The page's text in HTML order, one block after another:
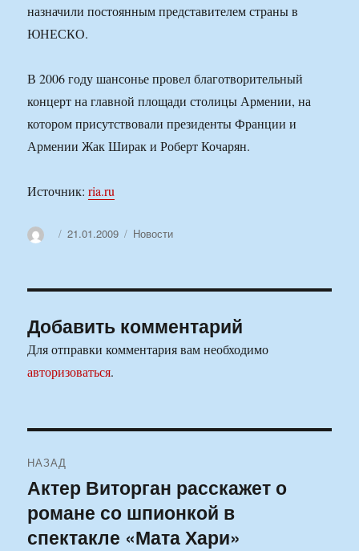
назначили постоянным представителем страны в
ЮНЕСКО.
В 2006 году шансонье провел благотворительный
концерт на главной площади столицы Армении, на
котором присутствовали президенты Франции и
Армении Жак Ширак и Роберт Кочарян.
Источник:ria.ru
АвторОпубликовано
21.01.2009 Рубрики
Новости
Добавить комментарий
Для отправки комментария вам необходимо
авторизоваться.
по
записям
НАЗАД
Предыдущая
запись:
Актер Виторган расскажет о
романе со шпионкой в
спектакле «Мата Хари»